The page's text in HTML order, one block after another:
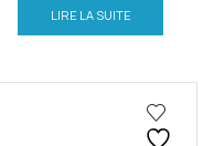
LIRE LA SUITE